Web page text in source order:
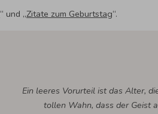
“ und „Zitate zum Geburtstag“.
Ein leeres Vorurteil ist das Alter,
tollen Wahn, dass der Geist